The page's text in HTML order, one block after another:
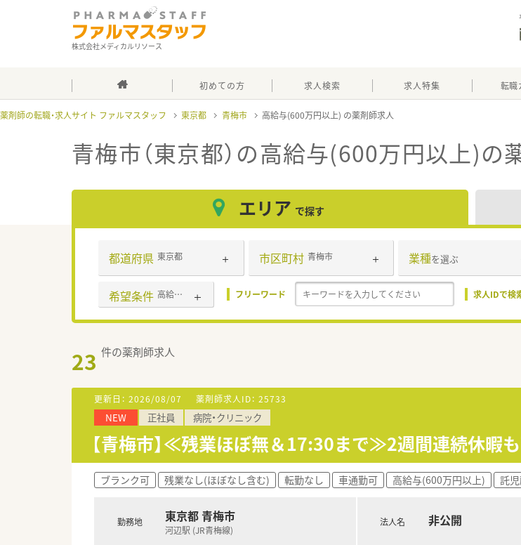
株式会社メディカルリソース
初めての方 求人検索 求人特集 転職
薬剤師の転職・求人サイト ファルマスタッフ 東京都 青梅市 高給与(600万円以上)
青梅市（東京都）の高給与(600万円以上)の
エリア で探す
都道府県 東京都 市区町村 青梅市 業種を選ぶ
希望条件 高給与(600万円以上) フリーワード 求人IDで検
23 件の薬剤師求人
更新日： 2026/08/07 薬剤師求人ID： 25733
NEW 正社員 病院・クリニック
【青梅市】≪残業ほぼ無＆17:30まで≫2週間連続休暇
ブランク可 残業なし(ほぼなし含む) 転勤なし 車通勤可 高給与(600万円以上) 託
勤務地 東京都 青梅市
河辺駅 (JR青梅線)
法人名 非公開